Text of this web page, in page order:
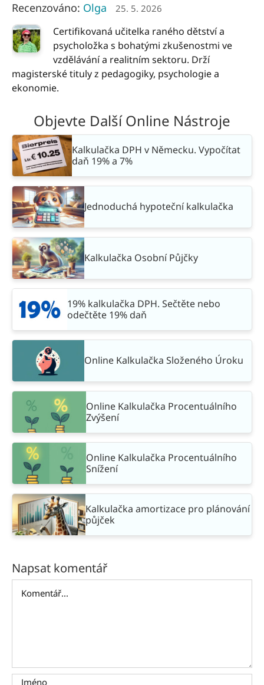
Recenzováno: Olga 25. 5. 2026
Certifikovaná učitelka raného dětství a
psycholožka s bohatými zkušenostmi ve
vzdělávání a realitním sektoru. Drží
magisterské tituly z pedagogiky, psychologie a
ekonomie.
Objevte Další Online Nástroje
Kalkulačka DPH v Německu. Vypočítat
daň 19% a 7%
Jednoduchá hypoteční kalkulačka
Kalkulačka Osobní Půjčky
19% kalkulačka DPH. Sečtěte nebo
odečtěte 19% daň
Online Kalkulačka Složeného Úroku
Online Kalkulačka Procentuálního
Zvýšení
Online Kalkulačka Procentuálního
Snížení
Kalkulačka amortizace pro plánování
půjček
Napsat komentář